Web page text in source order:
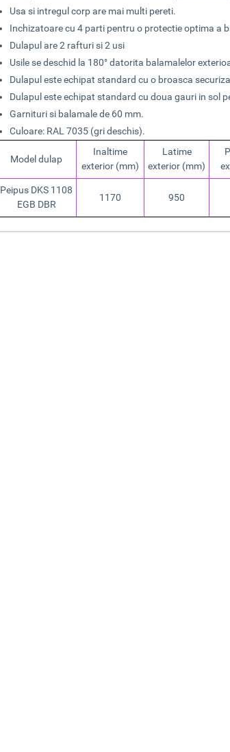
Usa si intregul corp are mai multi pereti.
Inchizatoare cu 4 parti pentru o protectie optima a
Dulapul are 2 rafturi si 2 usi
Usile se deschid la 180° datorita balamalelor
Dulapul este echipat standard cu o broasca
Dulapul este echipat standard cu doua gauri in sol
Garnituri si balamale de 60 mm.
Culoare: RAL 7035 (gri deschis).
Model dulap
Inaltime
exterior (mm)
Latime
exterior (mm)
Peipus DKS 1108
EGB DBR
1170 950